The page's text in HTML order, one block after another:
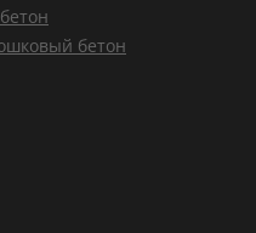
бетон